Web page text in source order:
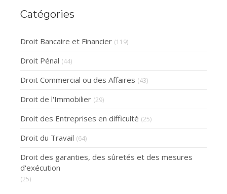
Catégories
Droit Bancaire et Financier (119)
Droit Pénal (44)
Droit Commercial ou des Affaires (43)
Droit de l'Immobilier (29)
Droit des Entreprises en difficulté (25)
Droit du Travail (64)
Droit des garanties, des sûretés et des mesures
d'exécution
(25)